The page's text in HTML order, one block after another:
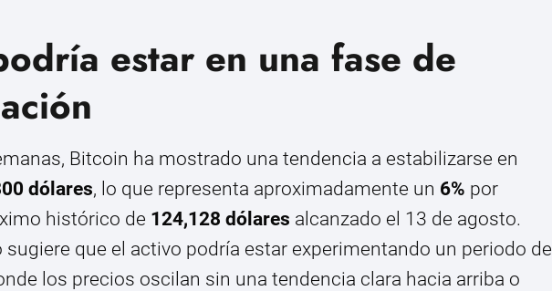
estar en una fase de
Bitcoin ha mostrado una tendencia a estabilizarse en
dólares, lo que representa aproximadamente un 6% por
histórico de 124,128 dólares alcanzado el 13 de agosto.
que el activo podría estar experimentando un periodo de
los precios oscilan sin una tendencia clara hacia arriba o